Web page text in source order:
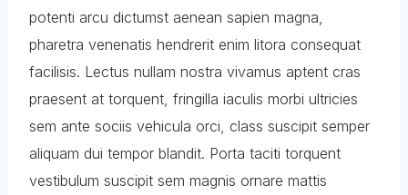
potenti arcu dictumst aenean sapien magna,
pharetra venenatis hendrerit enim litora consequat
facilisis. Lectus nullam nostra vivamus aptent cras
praesent at torquent, fringilla iaculis morbi ultricies
sem ante sociis vehicula orci, class suscipit semper
aliquam dui tempor blandit. Porta taciti torquent
vestibulum suscipit sem magnis ornare mattis